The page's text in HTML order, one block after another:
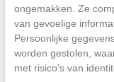
ongemakken. Ze
van gevoelige
Persoonlijke
worden gestolen,
met risico’s van